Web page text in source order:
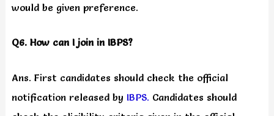
would be given preference.
Q6. How can I join in IBPS?
Ans. First candidates should check the official
notification released by IBPS. Candidates should